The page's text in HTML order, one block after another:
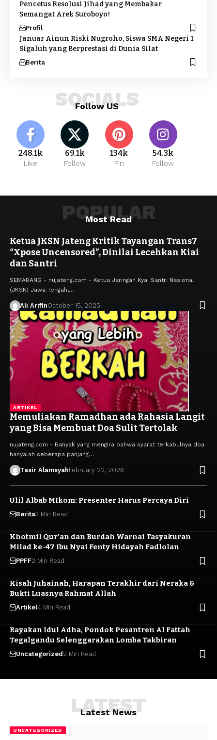
Pencetus Resolusi Jihad yang Membakar
Semangat Arek Suroboyo!
Profil
Januar Ainun Riski Nugroho, Siswa SMA Negeri 1
Sigaluh yang Berprestasi di Dunia Silat
Berita
Follow US
SOCIALS
248.1k
Like
69.1k
Follow
134k
Pin
54.3k
Follow
Most Read
POPULAR
Ketua JKSN Jateng Kritik Tayangan Trans7
“Xpose Uncensored”, Dinilai Lecehkan Kiai
dan Santri
SEMARANG - nujateng.com - Ketua Jaringan Kyai Santri Nasional
(JKSN) Jawa Tengah,…
Ali ArifinOctober 15, 2025
ARTIKEL
Memuliakan Ramadhan ada Rahasia Langit
yang Bisa Membuat Doa Sulit Tertolak
nujateng.com - Banyak yang mengira bahwa syarat terkabulnya doa
hanyalah seberapa panjang…
Tasir AlamsyahFebruary 22, 2026
Ulil Albab MIkom: Presenter Harus Percaya Diri
Berita3 Min Read
Khotmil Qur’an dan Burdah Warnai Tasyakuran
Milad ke-47 Ibu Nyai Fenty Hidayah Fadlolan
PPFF2 Min Read
Kisah Juhainah, Harapan Terakhir dari Neraka &
Bukti Luasnya Rahmat Allah
Artikel4 Min Read
Rayakan Idul Adha, Pondok Pesantren Al Fattah
Tegalgandu Selenggarakan Lomba Takbiran
Uncategorized 2 Min Read
Latest News
LATEST
UNCATEGORIZED